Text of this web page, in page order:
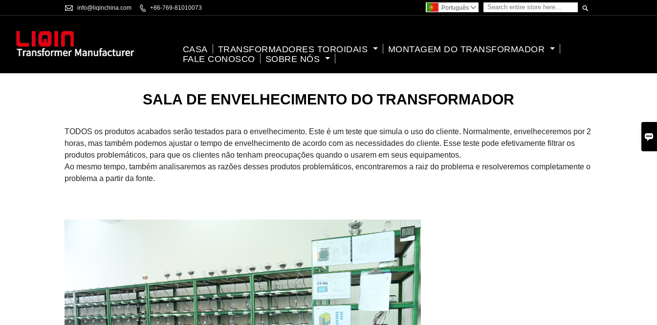

 info@liqinchina.com  +86-769-81010073 
Português 
CASA TRANSFORMADORES TOROIDAIS
MONTAGEM DO TRANSFORMADOR
FALE CONOSCO
SOBRE NÓS
SALA DE ENVELHECIMENTO DO TRANSFORMADOR
TODOS os produtos acabados serão testados para o envelhecimento. Este é um teste que simula o uso do cliente. Normalmente, envelheceremos por 2
horas, mas também podemos ajustar o tempo de envelhecimento de acordo com as necessidades do cliente. Esse teste pode efetivamente filtrar os
produtos problemáticos, para que os clientes não tenham preocupações quando o usarem em seus equipamentos.
Ao mesmo tempo, também analisaremos as razões desses produtos problemáticos, encontraremos a raiz do problema e resolveremos completamente o
problema a partir da fonte.